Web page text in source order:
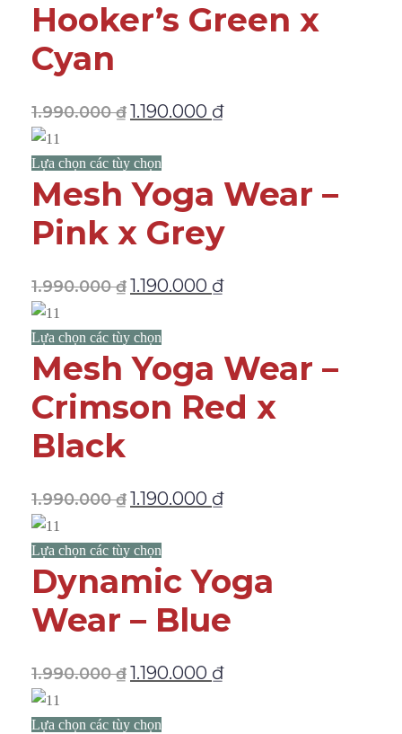
Hooker’s Green x
Cyan
1.990.000₫1.190.000 ₫
Lựa chọn các tùy chọn
Mesh Yoga Wear –
Pink x Grey
1.990.000₫1.190.000 ₫
Lựa chọn các tùy chọn
Mesh Yoga Wear –
Crimson Red x
Black
1.990.000₫1.190.000 ₫
Lựa chọn các tùy chọn
Dynamic Yoga
Wear – Blue
1.990.000₫1.190.000 ₫
Lựa chọn các tùy chọn